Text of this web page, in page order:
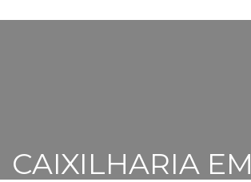
CAIXILHARIA EM